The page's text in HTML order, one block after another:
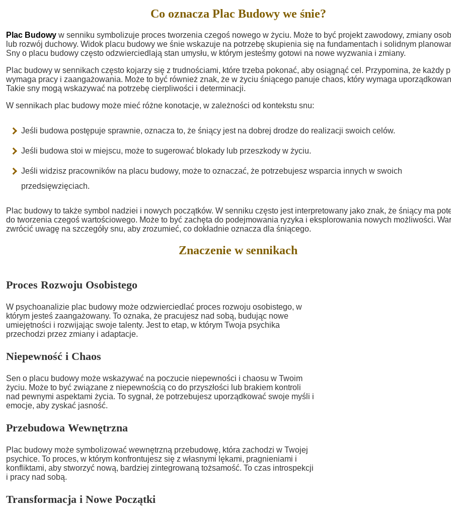
Co oznacza Plac Budowy we śnie?
Plac Budowy w senniku symbolizuje proces tworzenia czegoś nowego w życiu. Może to być projekt zawodowy, zmiany
lub rozwój duchowy. Widok placu budowy we śnie wskazuje na potrzebę skupienia się na fundamentach i solidnym
Sny o placu budowy często odzwierciedlają stan umysłu, w którym jesteśmy gotowi na nowe wyzwania i zmiany.
Plac budowy w sennikach często kojarzy się z trudnościami, które trzeba pokonać, aby osiągnąć cel. Przypomina, że każdy
wymaga pracy i zaangażowania. Może to być również znak, że w życiu śniącego panuje chaos, który wymaga
Takie sny mogą wskazywać na potrzebę cierpliwości i determinacji.
W sennikach plac budowy może mieć różne konotacje, w zależności od kontekstu snu:
Jeśli budowa postępuje sprawnie, oznacza to, że śniący jest na dobrej drodze do realizacji swoich celów.
Jeśli budowa stoi w miejscu, może to sugerować blokady lub przeszkody w życiu.
Jeśli widzisz pracowników na placu budowy, może to oznaczać, że potrzebujesz wsparcia innych w swoich
przedsięwzięciach.
Plac budowy to także symbol nadziei i nowych początków. W senniku często jest interpretowany jako znak, że śniący ma
do tworzenia czegoś wartościowego. Może to być zachęta do podejmowania ryzyka i eksplorowania nowych możliwości.
zwrócić uwagę na szczegóły snu, aby zrozumieć, co dokładnie oznacza dla śniącego.
Znaczenie w sennikach
Proces Rozwoju Osobistego
W psychoanalizie plac budowy może odzwierciedlać proces rozwoju osobistego, w
którym jesteś zaangażowany. To oznaka, że pracujesz nad sobą, budując nowe
umiejętności i rozwijając swoje talenty. Jest to etap, w którym Twoja psychika
przechodzi przez zmiany i adaptacje.
Niepewność i Chaos
Sen o placu budowy może wskazywać na poczucie niepewności i chaosu w Twoim
życiu. Może to być związane z niepewnością co do przyszłości lub brakiem kontroli
nad pewnymi aspektami życia. To sygnał, że potrzebujesz uporządkować swoje myśli i
emocje, aby zyskać jasność.
Przebudowa Wewnętrzna
Plac budowy może symbolizować wewnętrzną przebudowę, która zachodzi w Twojej
psychice. To proces, w którym konfrontujesz się z własnymi lękami, pragnieniami i
konfliktami, aby stworzyć nową, bardziej zintegrowaną tożsamość. To czas introspekcji
i pracy nad sobą.
Transformacja i Nowe Początki